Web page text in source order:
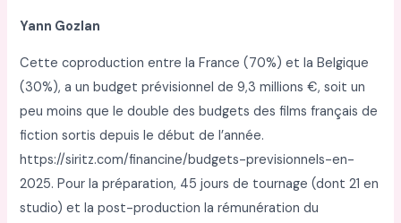
Yann Gozlan
Cette coproduction entre la France (70%) et la Belgique
(30%), a un budget prévisionnel de 9,3 millions €, soit un
peu moins que le double des budgets des films français de
fiction sortis depuis le début de l’année.
https://siritz.com/financine/budgets-previsionnels-en-
2025. Pour la préparation, 45 jours de tournage (dont 21 en
studio) et la post-production la rémunération du